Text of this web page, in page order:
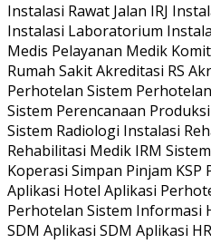
Instalasi Rawat Jalan IRJ
Instalasi Laboratorium
Medis Pelayanan Medik
Rumah Sakit Akreditasi RS
Perhotelan Sistem
Sistem Perencanaan
Sistem Radiologi Instalasi
Rehabilitasi Medik IRM
Koperasi Simpan Pinjam
Aplikasi Hotel Aplikasi
Perhotelan Sistem Informasi
SDM Aplikasi SDM Aplikasi